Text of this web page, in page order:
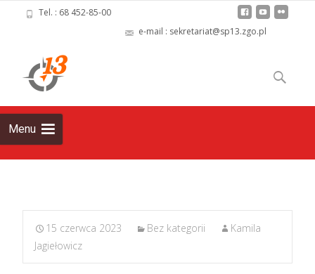
Tel. : 68 452-85-00
e-mail : sekretariat@sp13.zgo.pl
Menu
to
content
Szukaj:
15 czerwca 2023 Bez kategorii
Kamila
Jagiełowicz